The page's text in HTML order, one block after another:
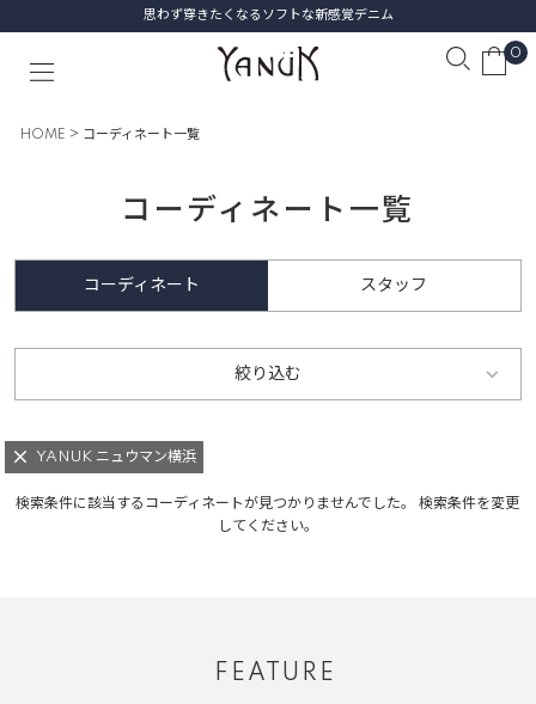
思わず穿きたくなるソフトな新感覚デニム
0
HOME コーディネート一覧
コーディネート一覧
コーディネート スタッフ
絞り込む
YANUK ニュウマン横浜
検索条件に該当するコーディネートが見つかりませんでした。 検索条件を変更
してください。
FEATURE